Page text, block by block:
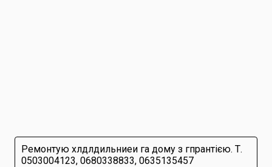
Ремонтую хлдлдильниеи га дому з гпрантією. Т.
0503004123, 0680338833, 0635135457